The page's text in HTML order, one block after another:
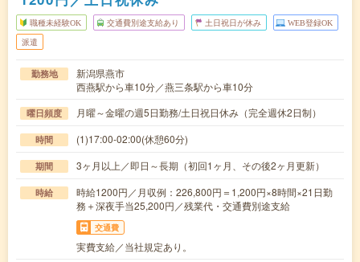
職種未経験OK 交通費別途支給あり 土日祝日が休み WEB登録OK
派遣
勤務地
新潟県燕市
西燕駅から車10分／燕三条駅から車10分
曜日頻度 月曜～金曜の週5日勤務/土日祝日休み（完全週休2日制）
時間 (1)17:00-02:00(休憩60分)
期間 3ヶ月以上／即日～長期（初回1ヶ月、その後2ヶ月更新）
時給
時給1200円／月収例：226,800円＝1,200円×8時間×21日勤
務＋深夜手当25,200円／残業代・交通費別途支給
交通費
実費支給／当社規定あり。